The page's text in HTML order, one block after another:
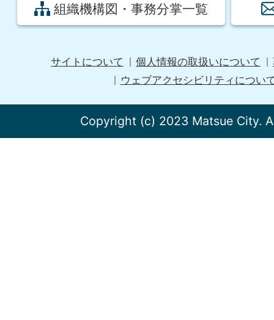
組織機構図・事務分掌一覧
サイトについて 個人情報の取扱いについて
ウェブアクセシビリティについ
Copyright (c) 2023 Matsue City.